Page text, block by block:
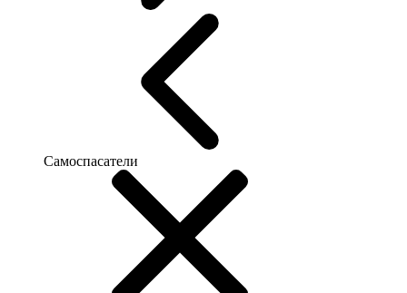
Самоспасатели